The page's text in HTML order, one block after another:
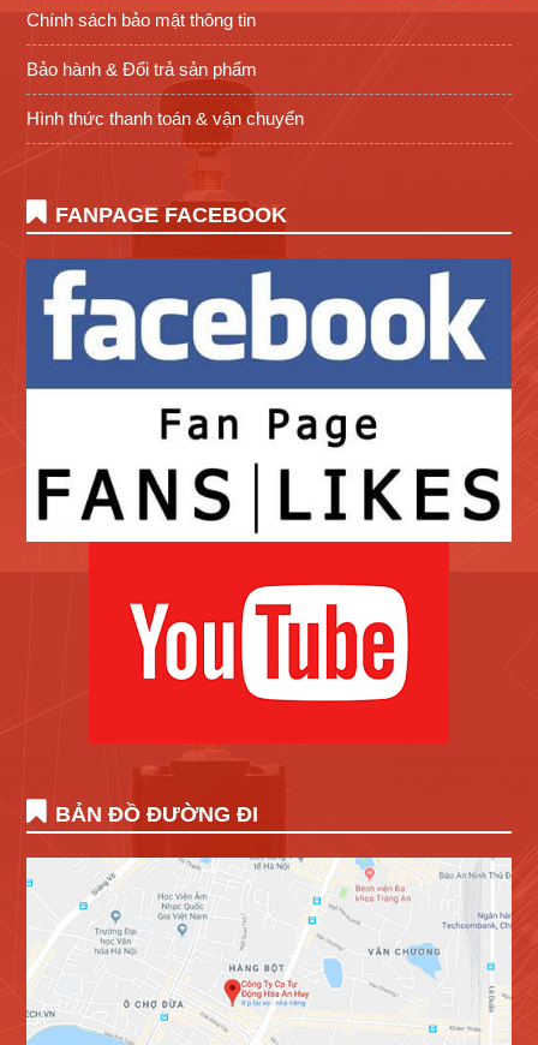
Chính sách bảo mật thông tin
Bảo hành & Đổi trả sản phẩm
Hình thức thanh toán & vận chuyển
FANPAGE FACEBOOK
BẢN ĐỒ ĐƯỜNG ĐI